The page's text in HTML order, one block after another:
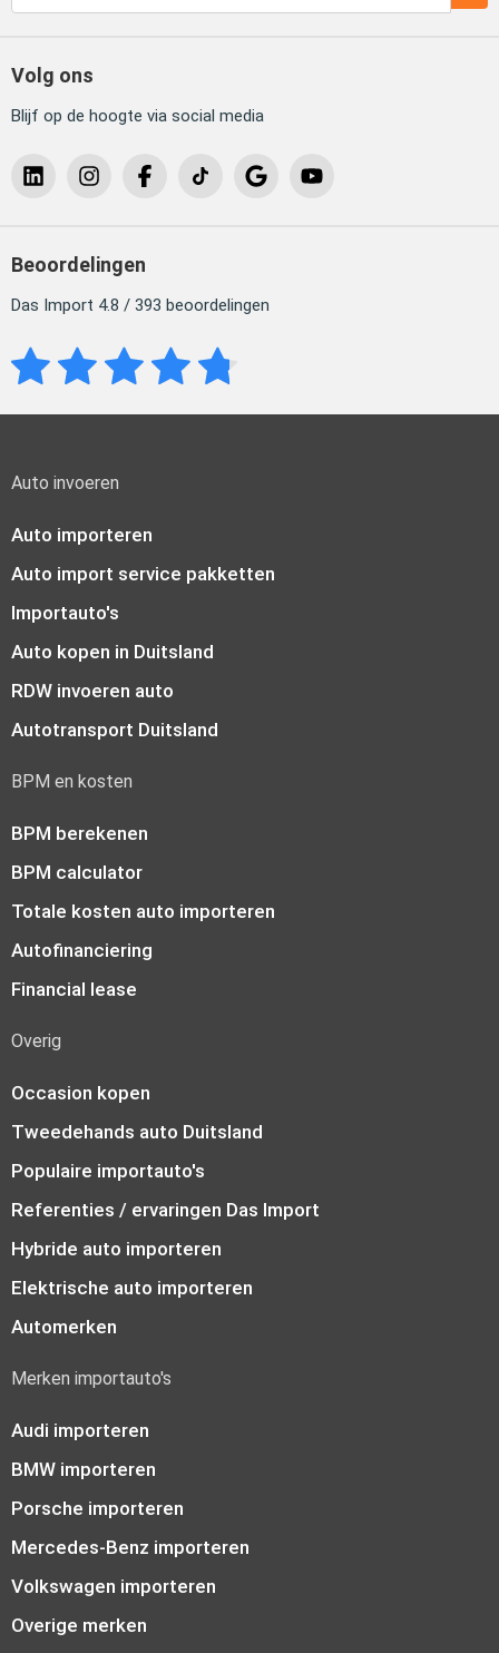
Volg ons
Blijf op de hoogte via social media
Beoordelingen
Das Import 4.8 / 393 beoordelingen
Auto invoeren
Auto importeren
Auto import service pakketten
Importauto's
Auto kopen in Duitsland
RDW invoeren auto
Autotransport Duitsland
BPM en kosten
BPM berekenen
BPM calculator
Totale kosten auto importeren
Autofinanciering
Financial lease
Overig
Occasion kopen
Tweedehands auto Duitsland
Populaire importauto's
Referenties / ervaringen Das Import
Hybride auto importeren
Elektrische auto importeren
Automerken
Merken importauto's
Audi importeren
BMW importeren
Porsche importeren
Mercedes-Benz importeren
Volkswagen importeren
Overige merken